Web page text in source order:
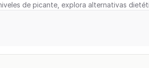
de picante, explora alternativas